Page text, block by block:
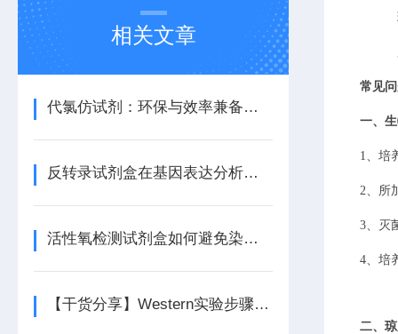
相关文章
代氯仿试剂：环保与效率兼备的理想选择
反转录试剂盒在基因表达分析中的应用
活性氧检测试剂盒如何避免染料氧化与光漂白？
【干货分享】Western实验步骤及产品选择
常见
一、
1、培
2、所
3、灭
4、培
二、